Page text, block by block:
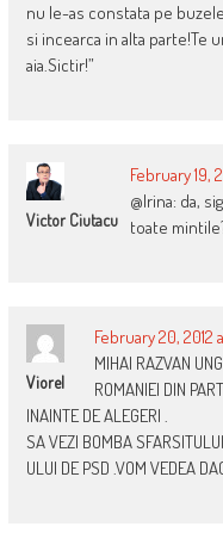
nu le-as constata pe
si incearca in alta parte!Te
aia.Sictir!”
Victor Ciutacu
February 19,
@Irina: da,
toate
Viorel
February 20, 2012
MIHAI RAZVAN
ROMANIEI DIN
INAINTE DE ALEGERI .
SA VEZI BOMBA
ULUI DE PSD .VOM VEDEA